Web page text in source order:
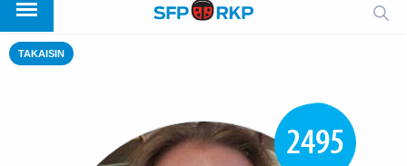
TAKAISIN
2495